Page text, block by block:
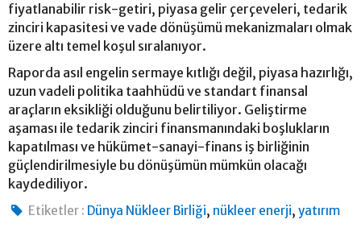
fiyatlanabilir risk-getiri, piyasa gelir çerçeveleri, tedarik
zinciri kapasitesi ve vade dönüşümü mekanizmaları olmak
üzere altı temel koşul sıralanıyor.
Raporda asıl engelin sermaye kıtlığı değil, piyasa hazırlığı,
uzun vadeli politika taahhüdü ve standart finansal
araçların eksikliği olduğunu belirtiliyor. Geliştirme
aşaması ile tedarik zinciri finansmanındaki boşlukların
kapatılması ve hükümet-sanayi-finans iş birliğinin
güçlendirilmesiyle bu dönüşümün mümkün olacağı
kaydediliyor.
Etiketler : Dünya Nükleer Birliği, nükleer enerji,yatırım